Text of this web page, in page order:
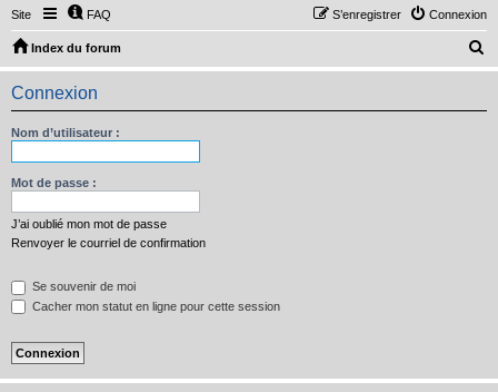
Site FAQ Connexion
S’enregistrer
Index du forum
e
Connexion
Nom d’utilisateur :
Mot de passe :
J’ai oublié mon mot de passe
Renvoyer le courriel de confirmation
Se souvenir de moi
Cacher mon statut en ligne pour cette session